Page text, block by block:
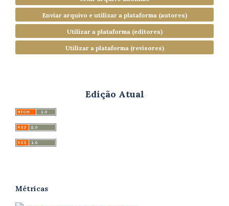
Enviar arquivo e utilizar a plataforma (autores)
Utilizar a plataforma (editores)
Utilizar a plataforma (revisores)
Edição Atual
Métricas